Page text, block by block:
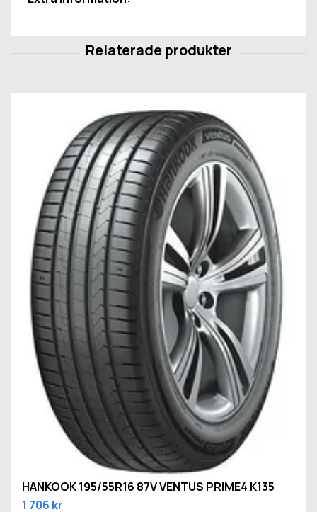
HANKOOK 195/55R16 87V VENTUS PRIME4 K135
1 706 kr